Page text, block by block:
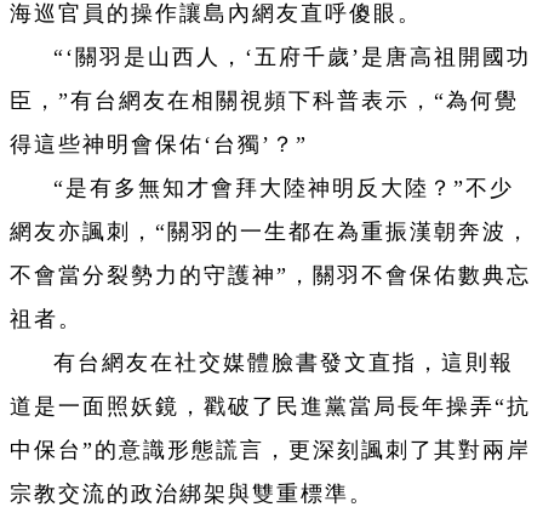
海巡官員的操作讓島內網友直呼傻眼。
“‘關羽是山西人，‘五府千歲’是唐高祖開國功
臣，”有台網友在相關視頻下科普表示，“為何覺
得這些神明會保佑‘台獨’？”
“是有多無知才會拜大陸神明反大陸？”不少
網友亦諷刺，“關羽的一生都在為重振漢朝奔波，
不會當分裂勢力的守護神”，關羽不會保佑數典忘
祖者。
有台網友在社交媒體臉書發文直指，這則報
道是一面照妖鏡，戳破了民進黨當局長年操弄“抗
中保台”的意識形態謊言，更深刻諷刺了其對兩岸
宗教交流的政治綁架與雙重標準。